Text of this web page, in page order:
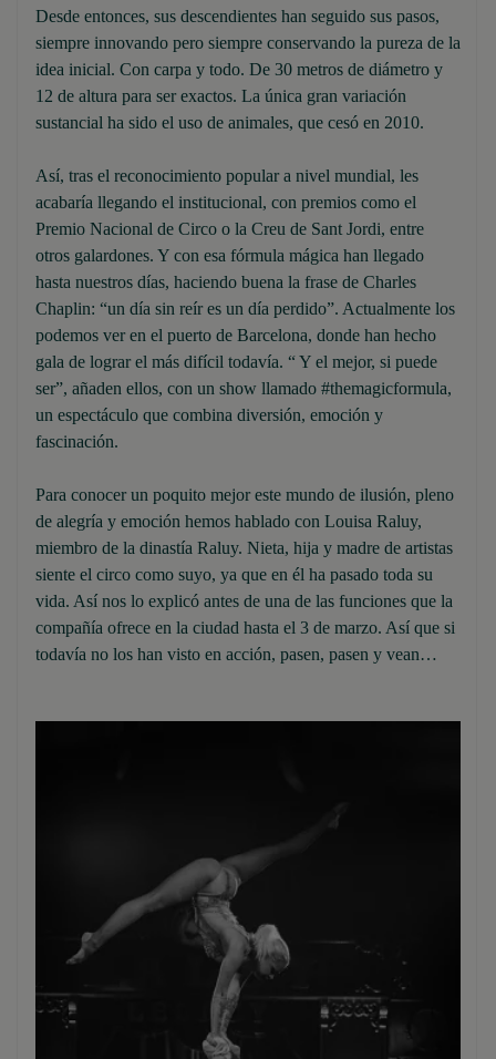
Desde entonces, sus descendientes han seguido sus pasos,
siempre innovando pero siempre conservando la pureza de la
idea inicial. Con carpa y todo. De 30 metros de diámetro y
12 de altura para ser exactos. La única gran variación
sustancial ha sido el uso de animales, que cesó en 2010.
Así, tras el reconocimiento popular a nivel mundial, les
acabaría llegando el institucional, con premios como el
Premio Nacional de Circo o la Creu de Sant Jordi, entre
otros galardones. Y con esa fórmula mágica han llegado
hasta nuestros días, haciendo buena la frase de Charles
Chaplin: “un día sin reír es un día perdido”. Actualmente los
podemos ver en el puerto de Barcelona, donde han hecho
gala de lograr el más difícil todavía. “ Y el mejor, si puede
ser”, añaden ellos, con un show llamado #themagicformula,
un espectáculo que combina diversión, emoción y
fascinación.
Para conocer un poquito mejor este mundo de ilusión, pleno
de alegría y emoción hemos hablado con Louisa Raluy,
miembro de la dinastía Raluy. Nieta, hija y madre de artistas
siente el circo como suyo, ya que en él ha pasado toda su
vida. Así nos lo explicó antes de una de las funciones que la
compañía ofrece en la ciudad hasta el 3 de marzo. Así que si
todavía no los han visto en acción, pasen, pasen y vean…